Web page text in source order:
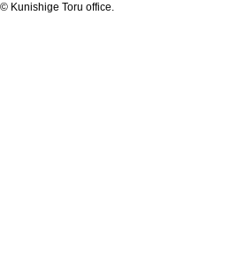
Kunishige Toru office.